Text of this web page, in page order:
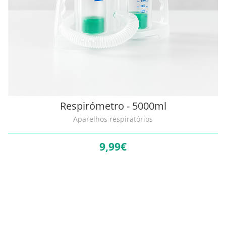
Respirómetro - 5000ml
Aparelhos respiratórios
9,99€